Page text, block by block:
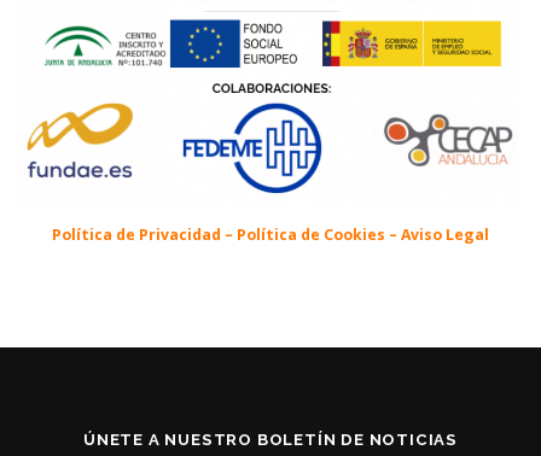
Política de Privacidad – Política de Cookies – Aviso Legal
ÚNETE A NUESTRO BOLETÍN DE NOTICIAS